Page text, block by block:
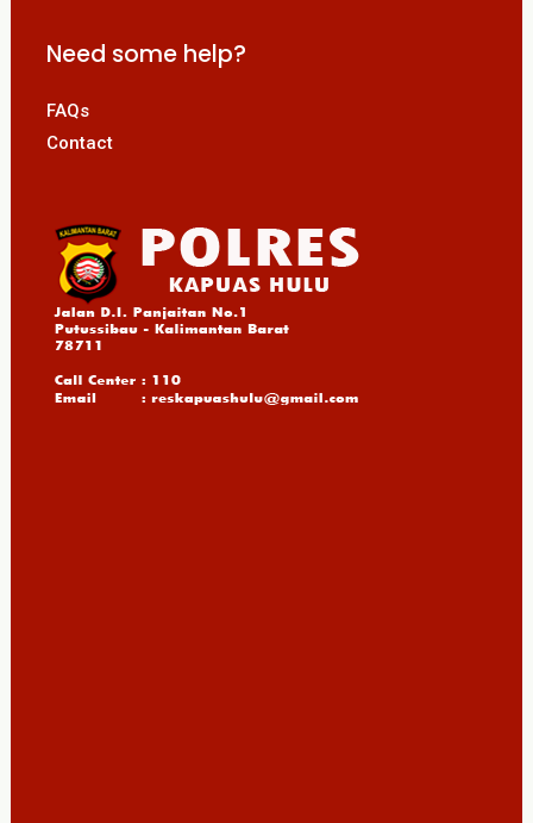
Need some help?
FAQs
Contact